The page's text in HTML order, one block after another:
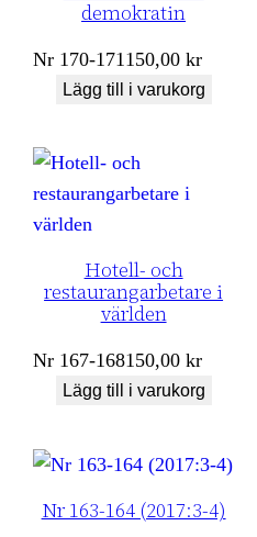
demokratin
Nr 170-171150,00kr
Lägg till i varukorg
Hotell- och
restaurangarbetare i
världen
Nr 167-168150,00kr
Lägg till i varukorg
Nr 163-164 (2017:3-4)